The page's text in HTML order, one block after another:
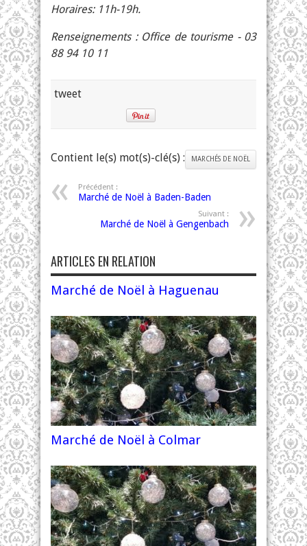
Horaires: 11h-19h.
Renseignements : Office de tourisme - 03
88 94 10 11
tweet
Contient le(s) mot(s)-clé(s) : MARCHÉS DE NOËL
Précédent :
Marché de Noël à Baden-Baden
Suivant :
Marché de Noël à Gengenbach
ARTICLES EN RELATION
Marché de Noël à Haguenau
Marché de Noël à Colmar